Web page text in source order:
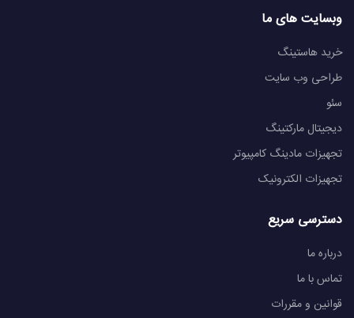
وبسایت های ما
خرید هاستینگ
طراحی وب سایت
سئو
دیجیتال مارکتینگ
تجهیزات مادینگ کامپیوتر
تجهیزات الکترونیک
دسترسی سریع
درباره ما
تماس با ما
قوانین و مقررات